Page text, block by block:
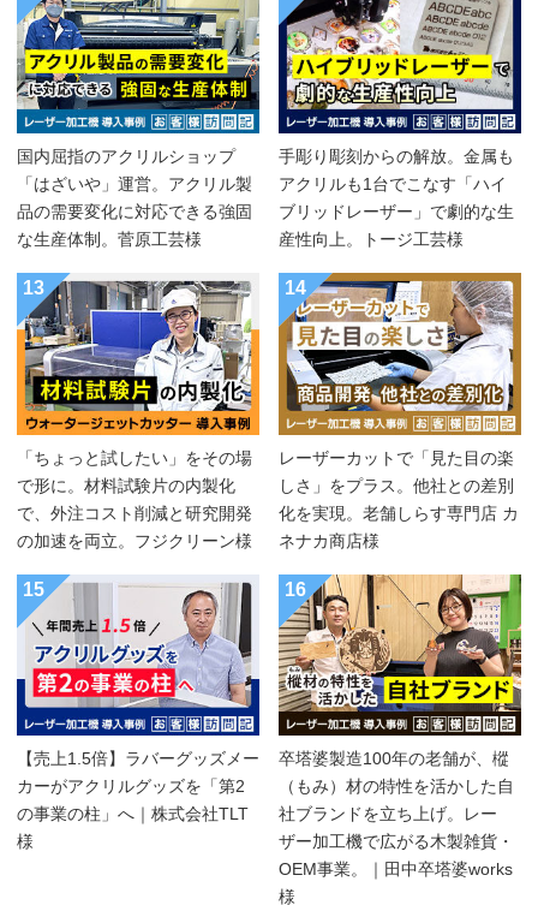
国内屈指のアクリルショップ
「はざいや」運営。アクリル製
品の需要変化に対応できる強固
な生産体制。菅原工芸様
手彫り彫刻からの解放。金属も
アクリルも1台でこなす「ハイ
ブリッドレーザー」で劇的な生
産性向上。トージ工芸様
13
「ちょっと試したい」をその場
で形に。材料試験片の内製化
で、外注コスト削減と研究開発
の加速を両立。フジクリーン様
14
レーザーカットで「見た目の楽
しさ」をプラス。他社との差別
化を実現。老舗しらす専門店 カ
ネナカ商店様
15
【売上1.5倍】ラバーグッズメー
カーがアクリルグッズを「第2
の事業の柱」へ｜株式会社TLT
様
16
卒塔婆製造100年の老舗が、樅
（もみ）材の特性を活かした自
社ブランドを立ち上げ。レー
ザー加工機で広がる木製雑貨・
OEM事業。｜田中卒塔婆works
様